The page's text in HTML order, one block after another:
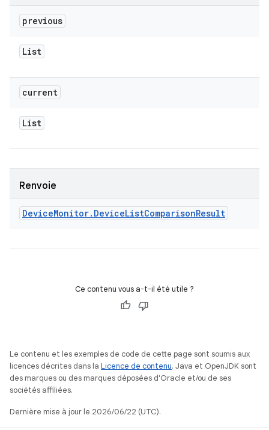
previous
List
current
List
Renvoie
DeviceMonitor. DeviceListComparisonResult
Ce contenu vous a-t-il été utile ?
Le contenu et les exemples de code de cette page sont soumis aux
licences décrites dans la Licence de contenu. Java et OpenJDK sont
des marques ou des marques déposées d'Oracle et/ou de ses
sociétés affiliées.
Dernière mise à jour le 2026/06/22 (UTC).